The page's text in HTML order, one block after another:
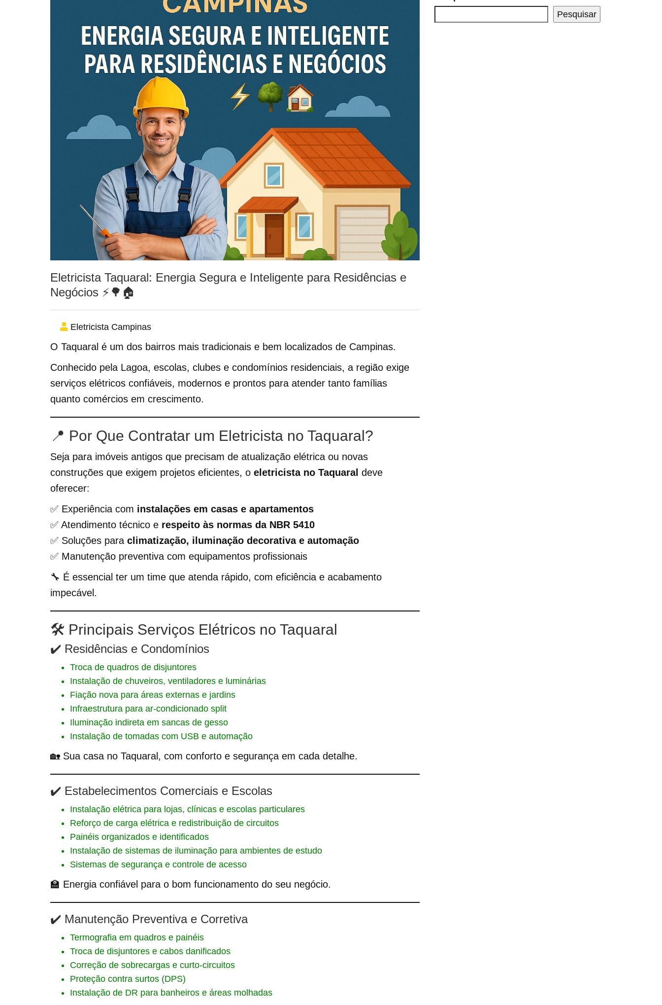
Eletricista Taquaral: Energia Segura e Inteligente para Residências e
Negócios ⚡🌳🏠
Eletricista Campinas
O Taquaral é um dos bairros mais tradicionais e bem localizados de Campinas.
Conhecido pela Lagoa, escolas, clubes e condomínios residenciais, a região exige
serviços elétricos confiáveis, modernos e prontos para atender tanto famílias
quanto comércios em crescimento.
📍 Por Que Contratar um Eletricista no Taquaral?
Seja para imóveis antigos que precisam de atualização elétrica ou novas
construções que exigem projetos eficientes, o eletricista no Taquaral deve
oferecer:
✅ Experiência com instalações em casas e apartamentos
✅ Atendimento técnico e respeito às normas da NBR 5410
✅ Soluções para climatização, iluminação decorativa e automação
✅ Manutenção preventiva com equipamentos profissionais
🔧 É essencial ter um time que atenda rápido, com eficiência e acabamento
impecável.
🛠️ Principais Serviços Elétricos no Taquaral
✔️ Residências e Condomínios
Troca de quadros de disjuntores
Instalação de chuveiros, ventiladores e luminárias
Fiação nova para áreas externas e jardins
Infraestrutura para ar-condicionado split
Iluminação indireta em sancas de gesso
Instalação de tomadas com USB e automação
🏡 Sua casa no Taquaral, com conforto e segurança em cada detalhe.
✔️ Estabelecimentos Comerciais e Escolas
Instalação elétrica para lojas, clínicas e escolas particulares
Reforço de carga elétrica e redistribuição de circuitos
Painéis organizados e identificados
Instalação de sistemas de iluminação para ambientes de estudo
Sistemas de segurança e controle de acesso
🏫 Energia confiável para o bom funcionamento do seu negócio.
✔️ Manutenção Preventiva e Corretiva
Termografia em quadros e painéis
Troca de disjuntores e cabos danificados
Correção de sobrecargas e curto-circuitos
Proteção contra surtos (DPS)
Instalação de DR para banheiros e áreas molhadas
Pesquisar